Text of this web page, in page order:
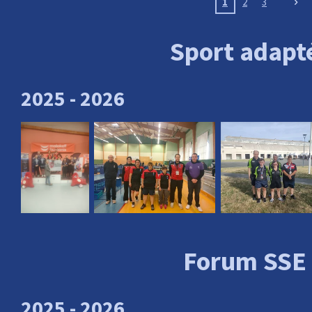
Sport
2025 - 2026
Forum SSE